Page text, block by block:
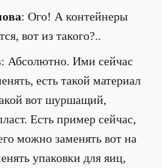
: Ого! А контейнеры
вот из такого?..
: Абсолютно. Ими сейчас
есть такой материал
вот шуршащий,
Есть пример сейчас,
можно заменять вот на
упаковки для яиц,